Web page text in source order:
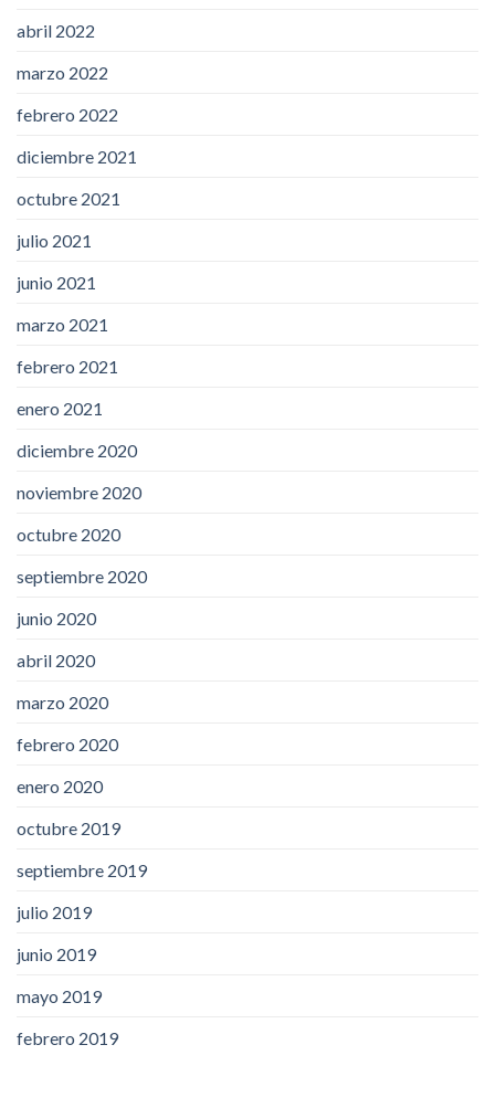
abril 2022
marzo 2022
febrero 2022
diciembre 2021
octubre 2021
julio 2021
junio 2021
marzo 2021
febrero 2021
enero 2021
diciembre 2020
noviembre 2020
octubre 2020
septiembre 2020
junio 2020
abril 2020
marzo 2020
febrero 2020
enero 2020
octubre 2019
septiembre 2019
julio 2019
junio 2019
mayo 2019
febrero 2019